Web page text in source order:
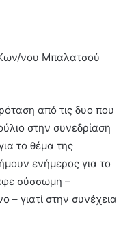
Κων/νου Μπαλατσού
από τις δυο που
στην συνεδρίαση
το θέμα της
ενήμερος για το
σύσσωμη –
– γιατί στην συνέχεια